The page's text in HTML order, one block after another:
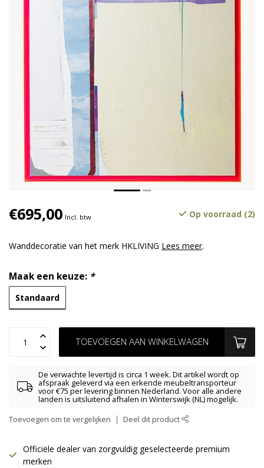
€695,00 Incl. btw Op voorraad (2)
Wanddecoratie van het merk HKLIVING Lees meer.
Maak een keuze: *
Standaard
TOEVOEGEN AAN WINKELWAGEN
De verwachte levertijd is circa 1 week. Dit artikel wordt op
afspraak geleverd via een erkende meubeltransporteur
voor €75 per levering binnen Nederland. Voor alle andere
landen is uitsluitend afhalen in Winterswijk (NL) mogelijk.
Toevoegen om te vergelijken Deel dit product
Officiële dealer van zorgvuldig geselecteerde premium
merken